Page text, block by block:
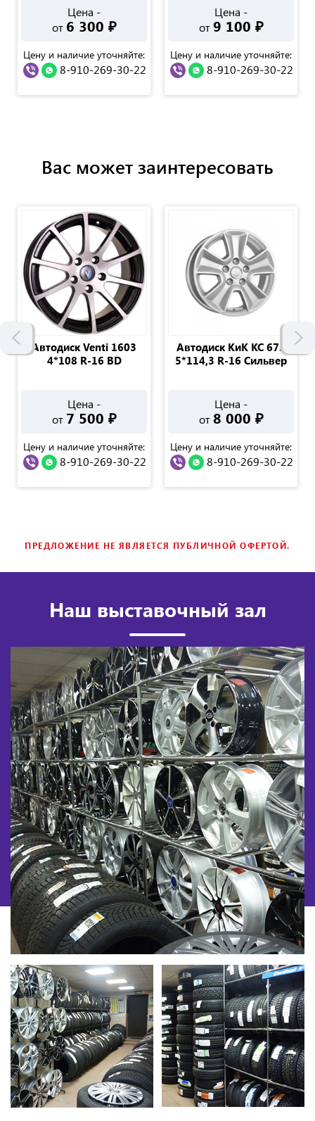
Цена -
от 6 300 ₽
Цену и наличие уточняйте:
8-910-269-30-22
Цена -
от9 100 ₽
Цену и наличие уточняйте:
8-910-269-30-22
Вас может заинтересовать
Автодиск Venti 1603
4*108 R-16 BD
Цена -
от 7 500 ₽
Цену и наличие уточняйте:
8-910-269-30-22
Автодиск КиК КС 672
5*114,3 R-16 Cильвер
Цена -
от8 000 ₽
Цену и наличие уточняйте:
8-910-269-30-22
ПРЕДЛОЖЕНИЕ НЕ ЯВЛЯЕТСЯ ПУБЛИЧНОЙ ОФЕРТОЙ.
Наш выставочный зал